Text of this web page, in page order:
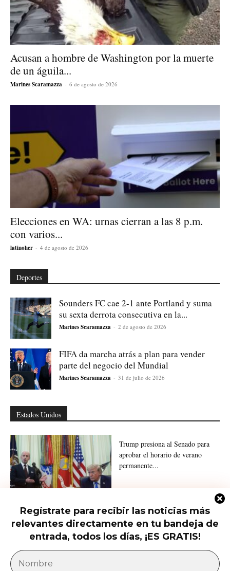
Regístrate para recibir las noticias más
relevantes directamente en tu bandeja de
entrada, todos los días, ¡ES GRATIS!
Acusan a hombre de Washington por la muerte
de un águila...
Marines Scaramazza - 6 de agosto de 2026
Elecciones en WA: urnas cierran a las 8 p.m.
con varios...
latinoher - 4 de agosto de 2026
Deportes
Sounders FC cae 2-1 ante Portland y suma
su sexta derrota consecutiva en la...
Marines Scaramazza - 2 de agosto de 2026
FIFA da marcha atrás a plan para vender
parte del negocio del Mundial
Marines Scaramazza - 31 de julio de 2026
Estados Unidos
Trump firma nuevas órdenes para
restringir la ciudadanía por
nacimiento
Trump presiona al Senado para
aprobar el horario de verano
permanente...
América Latina